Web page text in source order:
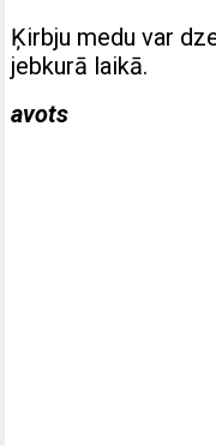
Ķirbju medu var
jebkurā laikā.
avots